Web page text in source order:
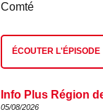
Comté
ÉCOUTER L'ÉPISODE
Info Plus Région
05/08/2026